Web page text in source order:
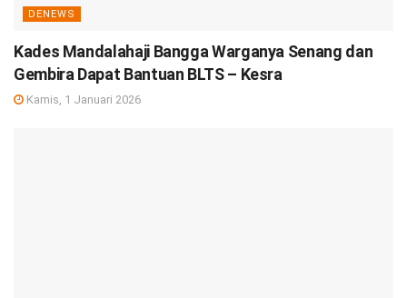
DENEWS
Kades Mandalahaji Bangga Warganya Senang dan
Gembira Dapat Bantuan BLTS – Kesra
Kamis, 1 Januari 2026